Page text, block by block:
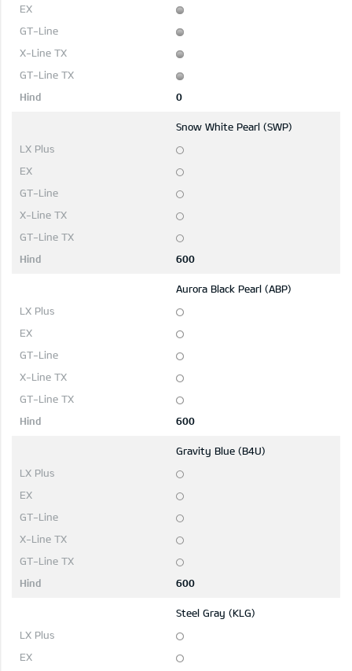
0
Snow White Pearl (SWP)
600
Aurora Black Pearl (ABP)
600
Gravity Blue (B4U)
600
Steel Gray (KLG)